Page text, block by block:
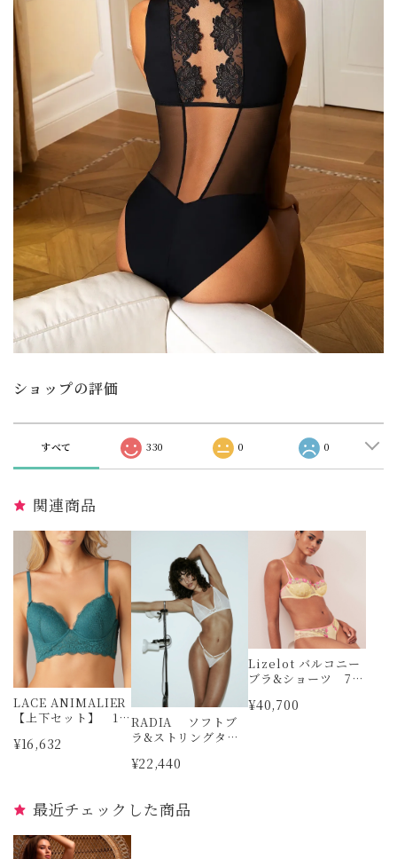
ショップの評価
すべて 330 0 0
関連商品
LACE ANIMALIER
【上下セット】 1サ
シマ
¥16,632
RADIA ソフトブ
ラ&ストリングタン
¥22,440
Lizelot バルコニー
ブラ&ショーツ 70
¥40,700
最近チェックした商品